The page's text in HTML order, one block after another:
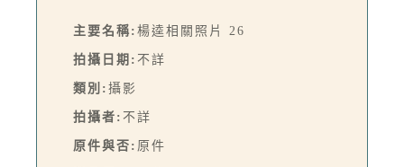
主要名稱: 楊逵相關照片 26
拍攝日期: 不詳
類別: 攝影
拍攝者: 不詳
原件與否: 原件